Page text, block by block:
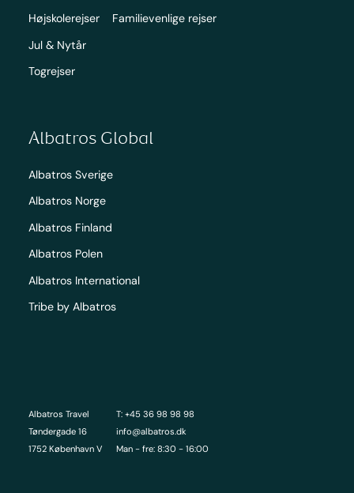
Albatros Travel
Tøndergade 16
1752 København V
T: +45 36 98 98 98
info@albatros.dk
Man - fre: 8:30 - 16:00
Højskolerejser
Jul & Nytår
Togrejser
Familievenlige rejser
Albatros Global
Albatros Sverige
Albatros Norge
Albatros Finland
Albatros Polen
Albatros International
Tribe by Albatros